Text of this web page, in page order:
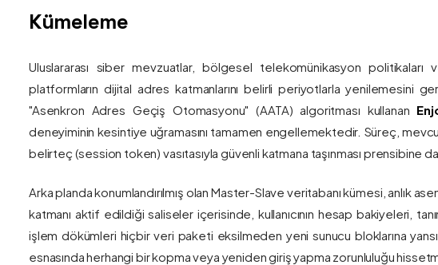
Kümeleme
Uluslararası siber mevzuatlar, bölgesel telekomünikasyon politikaları
platformların dijital adres katmanlarını belirli periyotlarla yenilemesini
"Asenkron Adres Geçiş Otomasyonu" (AATA) algoritması kullanan
deneyiminin kesintiye uğramasını tamamen engellemektedir. Süreç,
belirteç (session token) vasıtasıyla güvenli katmana taşınması prensibine
Arka planda konumlandırılmış olan Master-Slave veritabanı kümesi, anlık
katmanı aktif edildiği saliseler içerisinde, kullanıcının hesap bakiyeleri,
işlem dökümleri hiçbir veri paketi eksilmeden yeni sunucu bloklarına
esnasında herhangi bir kopma veya yeniden giriş yapma zorunluluğu